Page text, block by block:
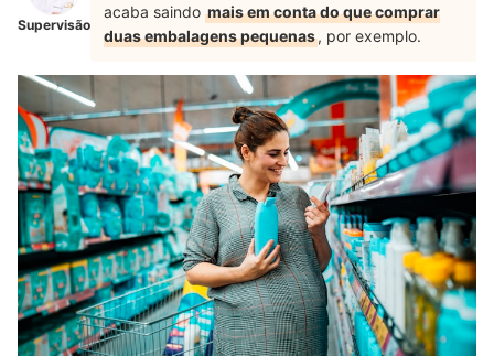
Supervisão
acaba saindo mais em conta do que comprar
duas embalagens pequenas, por exemplo.